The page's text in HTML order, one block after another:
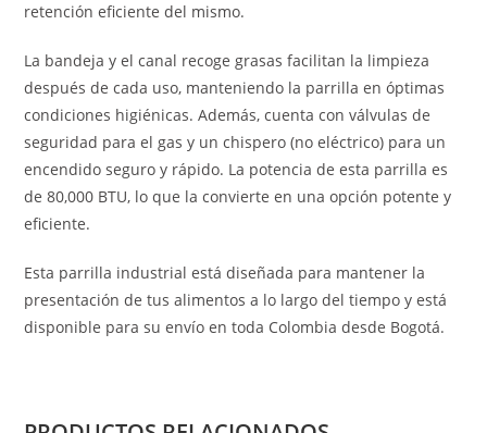
retención eficiente del mismo.
La bandeja y el canal recoge grasas facilitan la limpieza
después de cada uso, manteniendo la parrilla en óptimas
condiciones higiénicas. Además, cuenta con válvulas de
seguridad para el gas y un chispero (no eléctrico) para un
encendido seguro y rápido. La potencia de esta parrilla es
de 80,000 BTU, lo que la convierte en una opción potente y
eficiente.
Esta parrilla industrial está diseñada para mantener la
presentación de tus alimentos a lo largo del tiempo y está
disponible para su envío en toda Colombia desde Bogotá.